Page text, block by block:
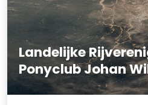
Landelijke
Ponyclub Johan